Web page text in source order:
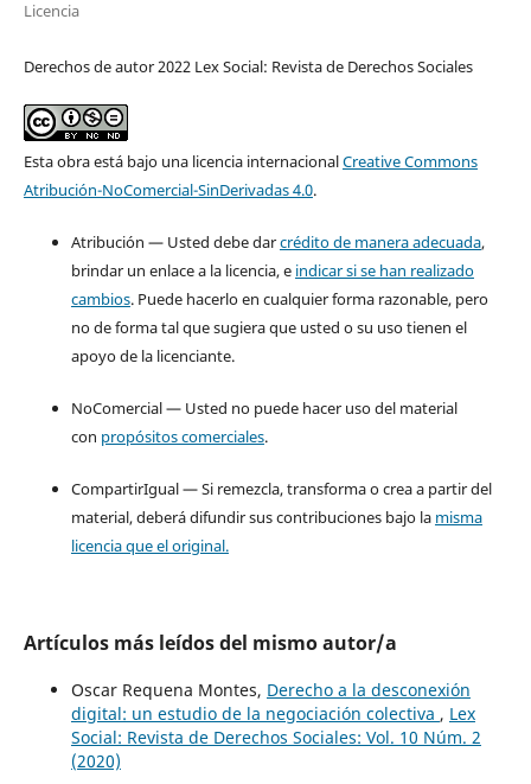
Licencia
Derechos de autor 2022 Lex Social: Revista de Derechos Sociales
Esta obra está bajo una licencia internacionalCreative Commons
Atribución-NoComercial-SinDerivadas 4.0.
Atribución — Usted debe darcrédito de manera adecuada,
brindar un enlace a la licencia, e indicar si se han realizado
cambios. Puede hacerlo en cualquier forma razonable, pero
no de forma tal que sugiera que usted o su uso tienen el
apoyo de la licenciante.
NoComercial — Usted no puede hacer uso del material
con propósitos comerciales.
CompartirIgual — Si remezcla, transforma o crea a partir del
material, deberá difundir sus contribuciones bajo la misma
licencia que el original.
Artículos más leídos del mismo autor/a
Oscar Requena Montes, Derecho a la desconexión
digital: un estudio de la negociación colectiva , Lex
Social: Revista de Derechos Sociales: Vol. 10 Núm. 2
(2020)